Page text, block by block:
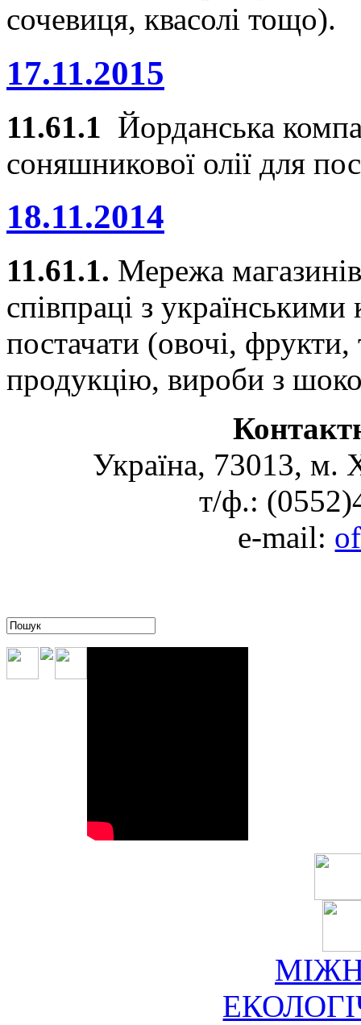
сочевиця, квасолі тощо).
17.11.2015
11.61.1
Йорданська
соняшникової олії для
18.11.2014
11.61.1. Мережа магазинів
співпраці з
постачати (овочі,
продукцію, вироби з
Україна, 73013, м.
т/ф.:
e-mail: